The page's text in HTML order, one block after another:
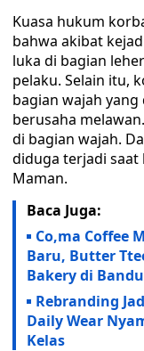
Kuasa hukum
bahwa akibat
luka di bagian
pelaku. Selain itu,
bagian wajah
berusaha
di bagian wajah.
diduga terjadi saat
Maman.
Baca Juga:
Co,ma Coffee
Baru, Butter
Bakery di
Rebranding
Daily Wear
Kelas